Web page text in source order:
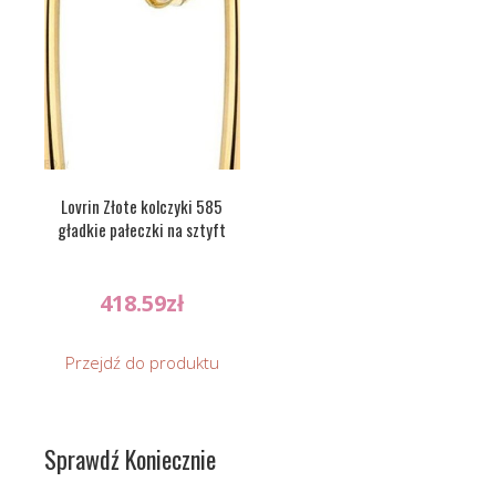
Lovrin Złote kolczyki 585
gładkie pałeczki na sztyft
418.59zł
Przejdź do produktu
Sprawdź Koniecznie